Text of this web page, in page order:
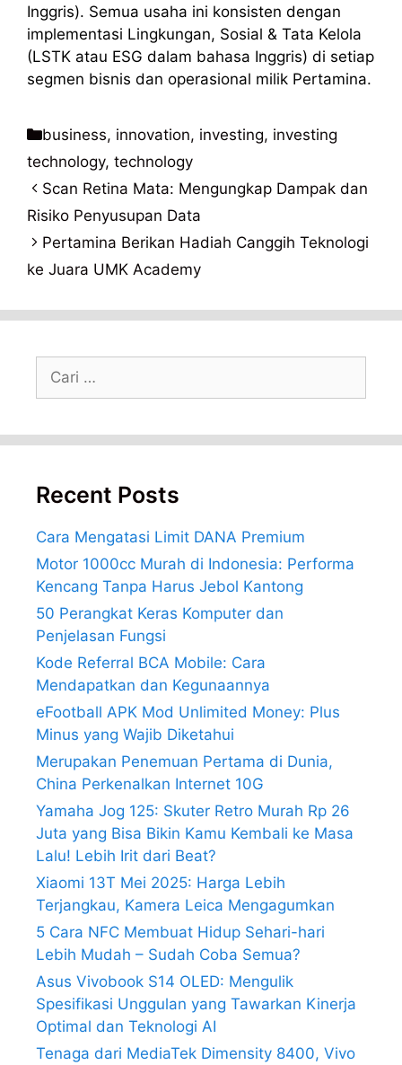
Inggris). Semua usaha ini konsisten dengan
implementasi Lingkungan, Sosial & Tata Kelola
(LSTK atau ESG dalam bahasa Inggris) di setiap
segmen bisnis dan operasional milik Pertamina.
Kategori
business, innovation, investing, investing
technology, technology
Scan Retina Mata: Mengungkap Dampak dan
Risiko Penyusupan Data
Pertamina Berikan Hadiah Canggih Teknologi
ke Juara UMK Academy
Cari
Recent Posts
Cara Mengatasi Limit DANA Premium
Motor 1000cc Murah di Indonesia: Performa
Kencang Tanpa Harus Jebol Kantong
50 Perangkat Keras Komputer dan
Penjelasan Fungsi
Kode Referral BCA Mobile: Cara
Mendapatkan dan Kegunaannya
eFootball APK Mod Unlimited Money: Plus
Minus yang Wajib Diketahui
Merupakan Penemuan Pertama di Dunia,
China Perkenalkan Internet 10G
Yamaha Jog 125: Skuter Retro Murah Rp 26
Juta yang Bisa Bikin Kamu Kembali ke Masa
Lalu! Lebih Irit dari Beat?
Xiaomi 13T Mei 2025: Harga Lebih
Terjangkau, Kamera Leica Mengagumkan
5 Cara NFC Membuat Hidup Sehari-hari
Lebih Mudah – Sudah Coba Semua?
Asus Vivobook S14 OLED: Mengulik
Spesifikasi Unggulan yang Tawarkan Kinerja
Optimal dan Teknologi AI
Tenaga dari MediaTek Dimensity 8400, Vivo